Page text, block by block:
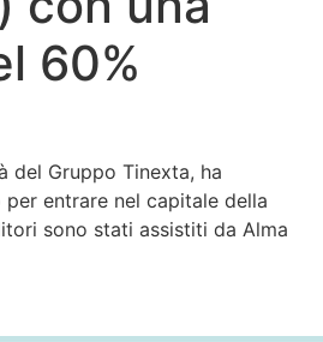
60%
del Gruppo Tinexta, ha
entrare nel capitale della
sono stati assistiti da Alma